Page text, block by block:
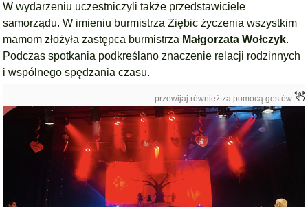
W wydarzeniu uczestniczyli także przedstawiciele
samorządu. W imieniu burmistrza Ziębic życzenia wszystkim
mamom złożyła zastępca burmistrza Małgorzata Wołczyk.
Podczas spotkania podkreślano znaczenie relacji rodzinnych
i wspólnego spędzania czasu.
przewijaj również za pomocą gestów